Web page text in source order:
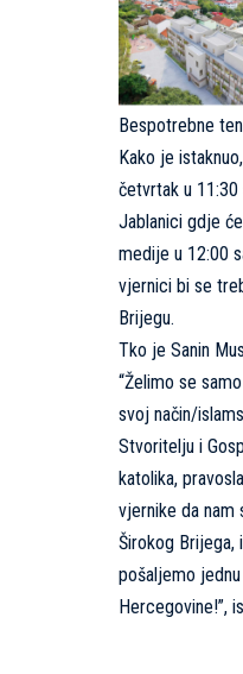
Bespotrebne
Kako je
četvrtak u
Jablanici gdje
medije u 12:00
vjernici bi se
Brijegu.
Tko je Sanin
“Želimo se
svoj način/
Stvoritelju i
katolika,
vjernike da nam
Širokog Brijega,
pošaljemo
Hercegovine!”,